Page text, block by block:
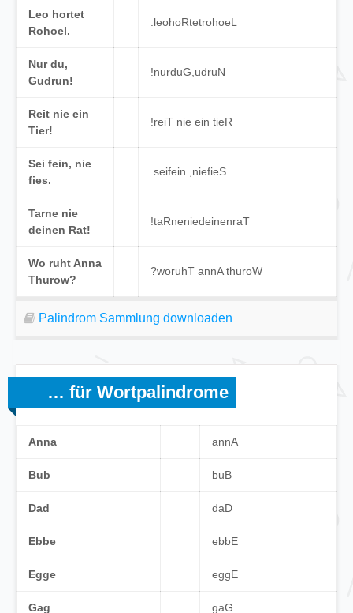
Leo hortet
Rohoel.
leohoRtetrohoeL
Nur du,
Gudrun!
!nurduG udruN
Reit nie ein
Tier!
!reiT nie ein tieR
Sei fein, nie
fies.
seifein niefieS
Tarne nie
deinen Rat!
!taRneniedeinenraT
Wo ruht Anna
Thurow?
?woruhT annA thuroW
Palindrom Sammlung downloaden
… für Wortpalindrome
Anna annA
Bub buB
Dad daD
Ebbe ebbE
Egge eggE
Gag gaG